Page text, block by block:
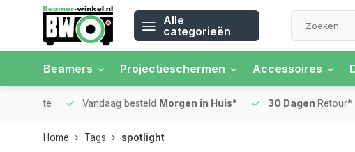
Alle
categorieën
Beamers Projectieschermen Accessoires
Vandaag besteldMorgen in Huis* 30 DagenRetour*
Home Tags spotlight